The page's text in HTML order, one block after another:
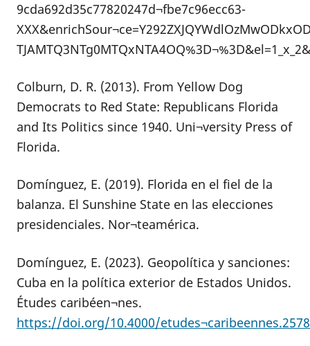
9cda692d35c77820247d¬fbe7c96ecc63-
Colburn, D. R. (2013). From Yellow Dog
Democrats to Red State: Republicans Florida
and Its Politics since 1940. Uni¬versity Press of
Florida.
Domínguez, E. (2019). Florida en el fiel de la
balanza. El Sunshine State en las elecciones
presidenciales. Nor¬teamérica.
Domínguez, E. (2023). Geopolítica y sanciones:
Cuba en la política exterior de Estados Unidos.
Études caribéen¬nes.
https://doi.org/10.4000/